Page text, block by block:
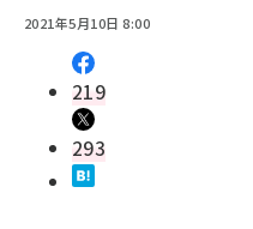
2021年5月10日 8:00
219
293